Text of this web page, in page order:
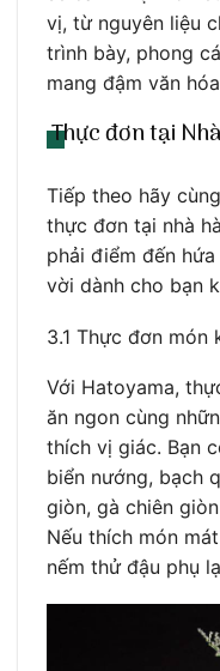
vị, từ nguyên liệu
trình bày, phong
mang đậm văn
Thực đơn tại
Tiếp theo hãy
thực đơn tại nhà
phải điểm đến
vời dành cho bạn
3.1 Thực đơn món
Với Hatoyama,
ăn ngon cùng
thích vị giác. Bạn
biển nướng, bạch
giòn, gà chiên
Nếu thích món
nếm thử đậu phụ